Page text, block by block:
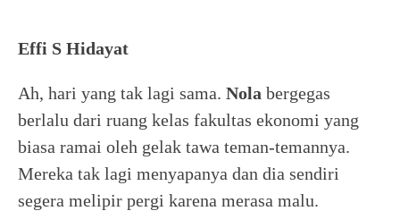
Effi S Hidayat
Ah, hari yang tak lagi sama. Nola bergegas
berlalu dari ruang kelas fakultas ekonomi yang
biasa ramai oleh gelak tawa teman-temannya.
Mereka tak lagi menyapanya dan dia sendiri
segera melipir pergi karena merasa malu.